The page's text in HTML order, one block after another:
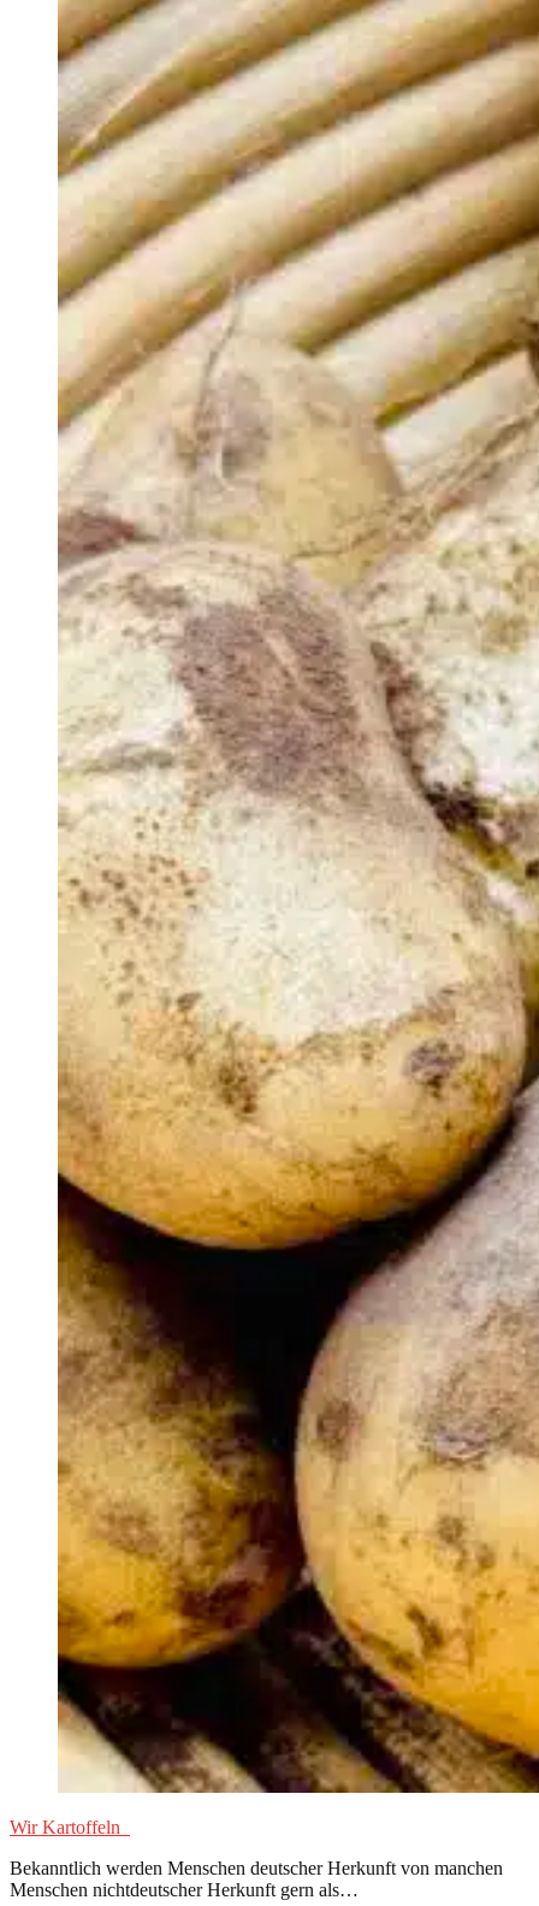
Wir Kartoffeln
Bekanntlich werden Menschen deutscher Herkunft von manchen
Menschen nichtdeutscher Herkunft gern als…